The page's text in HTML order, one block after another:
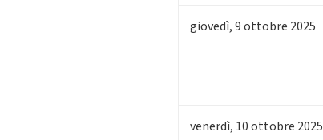
giovedì,9ottobre 2025
venerdì, 10ottobre 2025